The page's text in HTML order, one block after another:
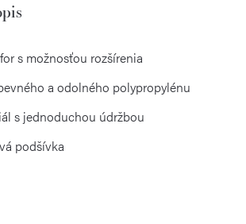
s možnosťou rozšírenia
a odolného polypropylénu
s jednoduchou údržbou
podšívka